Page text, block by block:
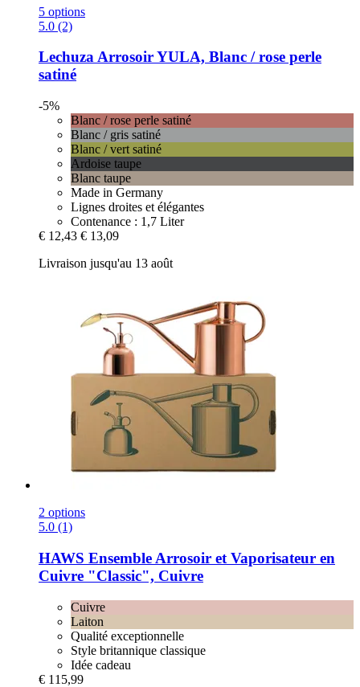
5 options
5.0 (2)
LechuzaArrosoir YULA, Blanc / rose perle
satiné
-5%
Blanc / rose perle satiné
Blanc / gris satiné
Blanc / vert satiné
Ardoise taupe
Blanc taupe
Made in Germany
Lignes droites et élégantes
Contenance : 1,7 Liter
€ 12,43 € 13,09
Livraison jusqu'au 13 août
2 options
5.0 (1)
HAWS Ensemble Arrosoir et Vaporisateur en
Cuivre "Classic", Cuivre
Cuivre
Laiton
Qualité exceptionnelle
Style britannique classique
Idée cadeau
€ 115,99